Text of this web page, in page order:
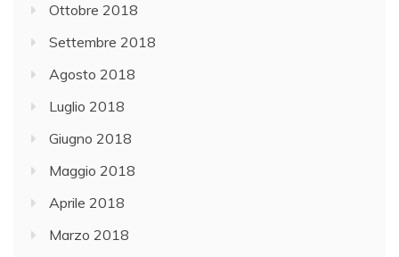
Ottobre 2018
Settembre 2018
Agosto 2018
Luglio 2018
Giugno 2018
Maggio 2018
Aprile 2018
Marzo 2018